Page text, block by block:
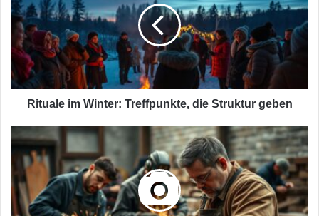
Treffpunkte,
die
Struktur
geben
Rituale im Winter: Treffpunkte, die Struktur geben
Wirtschaft
Handwerk
–
Warum
junge